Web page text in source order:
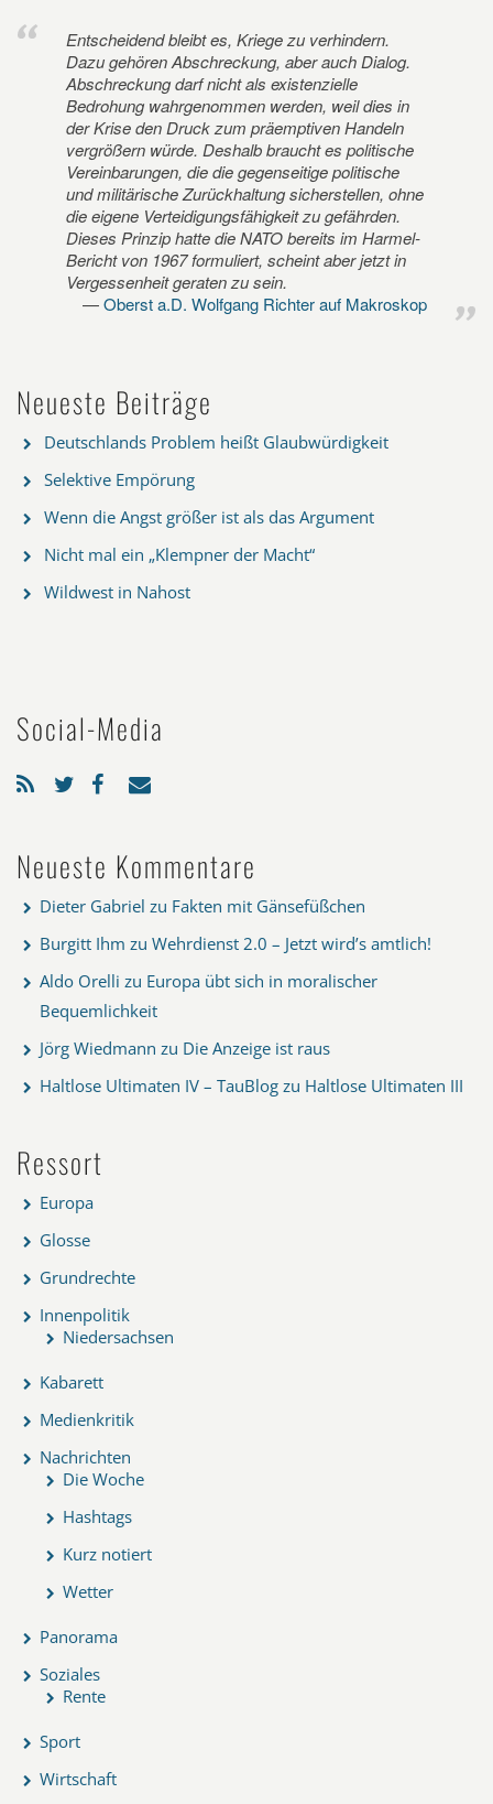
Entscheidend bleibt es, Kriege zu verhindern.
Dazu gehören Abschreckung, aber auch Dialog.
Abschreckung darf nicht als existenzielle
Bedrohung wahrgenommen werden, weil dies in
der Krise den Druck zum präemptiven Handeln
vergrößern würde. Deshalb braucht es politische
Vereinbarungen, die die gegenseitige politische
und militärische Zurückhaltung sicherstellen, ohne
die eigene Verteidigungsfähigkeit zu gefährden.
Dieses Prinzip hatte die NATO bereits im Harmel-
Bericht von 1967 formuliert, scheint aber jetzt in
Vergessenheit geraten zu sein.
Oberst a.D. Wolfgang Richter auf Makroskop
Neueste Beiträge
Deutschlands Problem heißt Glaubwürdigkeit
Selektive Empörung
Wenn die Angst größer ist als das Argument
Nicht mal ein „Klempner der Macht“
Wildwest in Nahost
Social-Media
Neueste Kommentare
Dieter Gabriel zu Fakten mit Gänsefüßchen
Burgitt Ihm zu Wehrdienst 2.0 – Jetzt wird’s amtlich!
Aldo Orelli zu Europa übt sich in moralischer
Bequemlichkeit
Jörg Wiedmann zu Die Anzeige ist raus
Haltlose Ultimaten IV – TauBlog zu Haltlose Ultimaten III
Ressort
Europa
Glosse
Grundrechte
Innenpolitik
Niedersachsen
Kabarett
Medienkritik
Nachrichten
Die Woche
Hashtags
Kurz notiert
Wetter
Panorama
Soziales
Rente
Sport
Wirtschaft